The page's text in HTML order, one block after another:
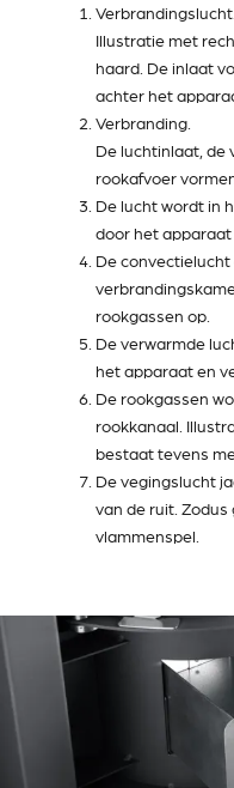
Verbrandingslucht.
Illustratie met
haard. De inlaat
achter het
Verbranding.
De luchtinlaat, de
rookafvoer
De lucht wordt in
door het apparaat
De
rookgassen op.
De verwarmde
het apparaat en
De rookgassen
rookkanaal.
bestaat tevens
De vegingslucht
van de ruit.
vlammenspel.